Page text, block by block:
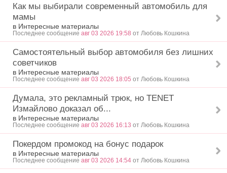
Как мы выбирали современный автомобиль для
мамы
в Интересные материалы
Последнее сообщение авг 03 2026 19:58 от Любовь Кошкина
Самостоятельный выбор автомобиля без лишних
советчиков
в Интересные материалы
Последнее сообщение авг 03 2026 18:05 от Любовь Кошкина
Думала, это рекламный трюк, но TENET
Измайлово доказал об...
в Интересные материалы
Последнее сообщение авг 03 2026 16:13 от Любовь Кошкина
Покердом промокод на бонус подарок
в Интересные материалы
Последнее сообщение авг 03 2026 14:54 от Любовь Кошкина